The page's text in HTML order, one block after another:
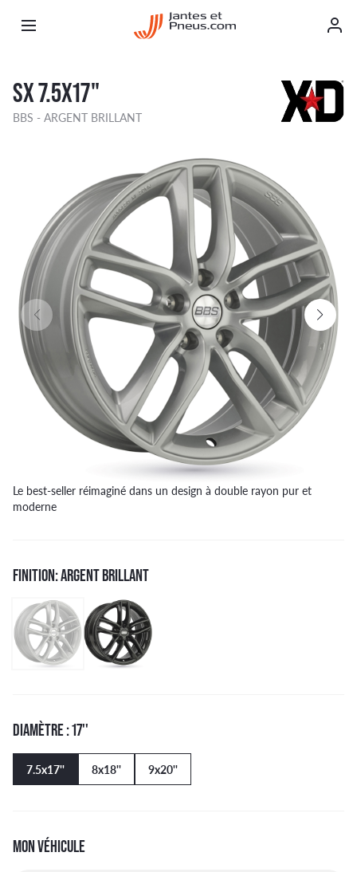
SX 7.5X17"
BBS - ARGENT BRILLANT
Le best-seller réimaginé dans un design à double rayon pur et
moderne
FINITION: ARGENT BRILLANT
DIAMÈTRE : 17''
7.5x17'' 8x18'' 9x20''
MON VÉHICULE